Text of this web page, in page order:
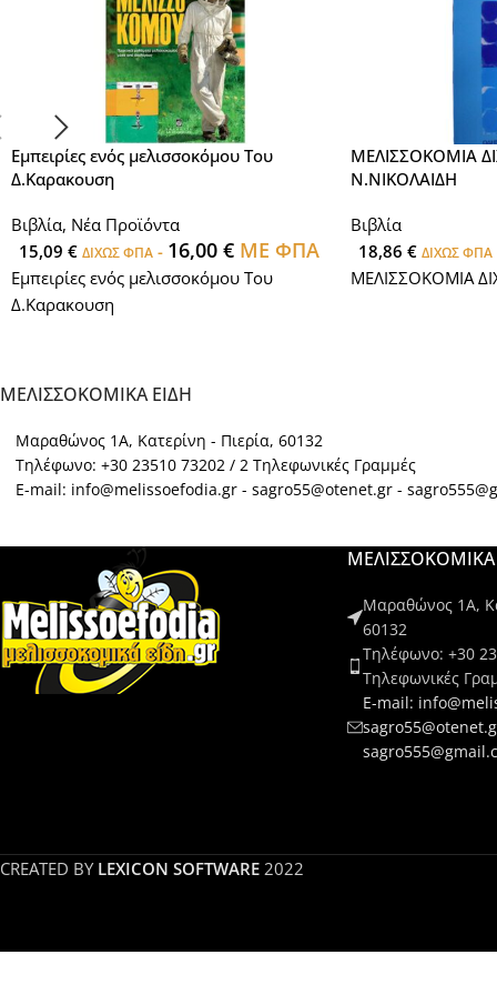
Εμπειρίες ενός μελισσοκόμου Του
Δ.Καρακουση
Βιβλία, Νέα Προϊόντα
15,09€ ΔΙΧΩΣ ΦΠΑ - 16,00€ ΜΕ ΦΠΑ
Εμπειρίες ενός μελισσοκόμου Του
Δ.Καρακουση
ΜΕΛΙΣΣΟΚΟΜΙΑ
Ν.ΝΙΚΟΛΑΙΔΗ
Βιβλία
18,86 € ΔΙΧΩΣ ΦΠΑ
ΜΕΛΙΣΣΟΚΟΜΙΑ
ΜΕΛΙΣΣΟΚΟΜΙΚΑ ΕΙΔΗ
Μαραθώνος 1Α, Κατερίνη - Πιερία, 60132
Τηλέφωνο: +30 23510 73202 / 2 Τηλεφωνικές Γραμμές
E-mail: info@melissoefodia.gr - sagro55@otenet.gr -
ΜΕΛΙΣΣΟΚΟΜΙΚΑ
Μαραθώνος 1Α,
60132
Τηλέφωνο: +30
Τηλεφωνικές
E-mail:
CREATED BY LEXICON SOFTWARE 2022